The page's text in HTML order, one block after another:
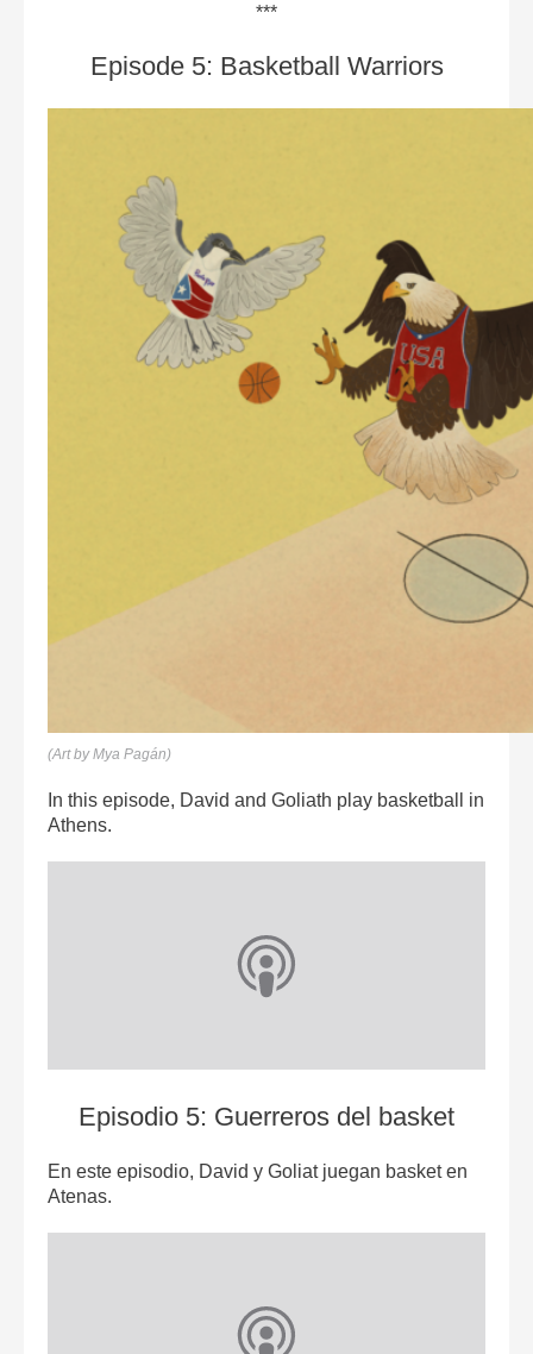
***
Episode 5: Basketball Warrior‪s
(Art by Mya Pagán)
In this episode, David and Goliath play basketball in
Athens.
Episodio 5: Guerreros del basket
En este episodio, David y Goliat juegan basket en
Atenas.